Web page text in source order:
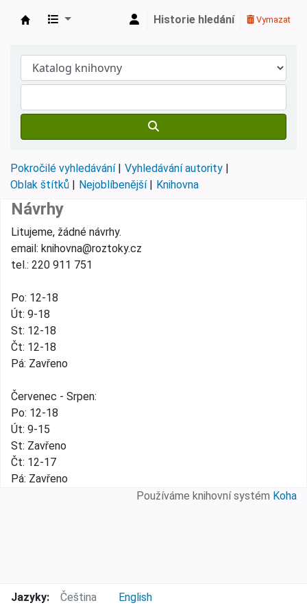
Historie hledání Vymazat
Pokročilé vyhledávání
Vyhledávání autority
Oblak štítků
Nejoblíbenější Knihovna
email: knihovna@roztoky.cz
tel.: 220 911 751
Po: 12-18
Út: 9-18
St: 12-18
Čt: 12-18
Pá: Zavřeno
Červenec - Srpen:
Po: 12-18
Út: 9-15
St: Zavřeno
Čt: 12-17
Pá: Zavřeno
Návrhy
Litujeme, žádné návrhy.
Používáme knihovní systém Koha
Jazyky: Čeština English